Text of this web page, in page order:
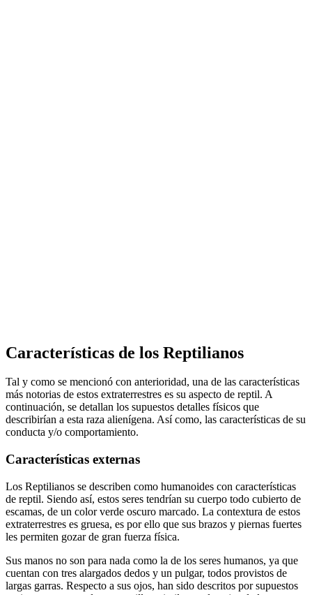
Características de los Reptilianos
Tal y como se mencionó con anterioridad, una de las características
más notorias de estos extraterrestres es su aspecto de reptil. A
continuación, se detallan los supuestos detalles físicos que
describirían a esta raza alienígena. Así como, las características de su
conducta y/o comportamiento.
Características externas
Los Reptilianos se describen como humanoides con características
de reptil. Siendo así, estos seres tendrían su cuerpo todo cubierto de
escamas, de un color verde oscuro marcado. La contextura de estos
extraterrestres es gruesa, es por ello que sus brazos y piernas fuertes
les permiten gozar de gran fuerza física.
Sus manos no son para nada como la de los seres humanos, ya que
cuentan con tres alargados dedos y un pulgar, todos provistos de
largas garras. Respecto a sus ojos, han sido descritos por supuestos